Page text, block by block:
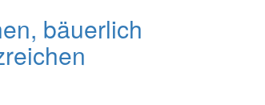
bäuerlich